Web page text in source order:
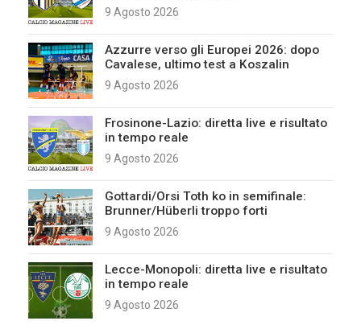
9 Agosto 2026
Azzurre verso gli Europei 2026: dopo
Cavalese, ultimo test a Koszalin
9 Agosto 2026
Frosinone-Lazio: diretta live e risultato
in tempo reale
9 Agosto 2026
Gottardi/Orsi Toth ko in semifinale:
Brunner/Hüberli troppo forti
9 Agosto 2026
Lecce-Monopoli: diretta live e risultato
in tempo reale
9 Agosto 2026